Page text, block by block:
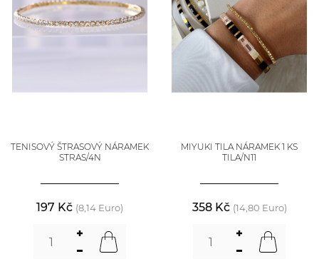
TENISOVÝ ŠTRASOVÝ NÁRAMEK
STRAS/4N
197 Kč (8,14 Euro)
MIYUKI TILA NÁRAMEK 1 KS
TILA/N11
358 Kč (14,80 Euro)